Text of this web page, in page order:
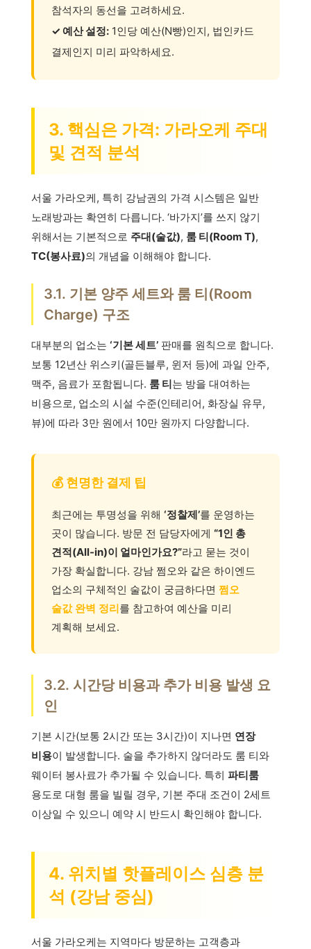
참석자의 동선을 고려하세요.
✓ 예산 설정: 1인당 예산(N빵)인지, 법인카드
결제인지 미리 파악하세요.
3. 핵심은 가격: 가라오케 주대
및 견적 분석
서울 가라오케, 특히 강남권의 가격 시스템은 일반
노래방과는 확연히 다릅니다. ‘바가지’를 쓰지 않기
위해서는 기본적으로 주대(술값), 룸 티(Room T),
TC(봉사료)의 개념을 이해해야 합니다.
3.1. 기본 양주 세트와 룸 티(Room
Charge) 구조
대부분의 업소는 ‘기본 세트’ 판매를 원칙으로 합니다.
보통 12년산 위스키(골든블루, 윈저 등)에 과일 안주,
맥주, 음료가 포함됩니다. 룸 티는 방을 대여하는
비용으로, 업소의 시설 수준(인테리어, 화장실 유무,
뷰)에 따라 3만 원에서 10만 원까지 다양합니다.
💰 현명한 결제 팁
최근에는 투명성을 위해 ‘정찰제’를 운영하는
곳이 많습니다. 방문 전 담당자에게 “1인 총
견적(All-in)이 얼마인가요?”라고 묻는 것이
가장 확실합니다. 강남 쩜오와 같은 하이엔드
업소의 구체적인 술값이 궁금하다면 쩜오
술값 완벽 정리를 참고하여 예산을 미리
계획해 보세요.
3.2. 시간당 비용과 추가 비용 발생 요
인
기본 시간(보통 2시간 또는 3시간)이 지나면 연장
비용이 발생합니다. 술을 추가하지 않더라도 룸 티와
웨이터 봉사료가 추가될 수 있습니다. 특히 파티룸
용도로 대형 룸을 빌릴 경우, 기본 주대 조건이 2세트
이상일 수 있으니 예약 시 반드시 확인해야 합니다.
4. 위치별 핫플레이스 심층 분
석 (강남 중심)
서울 가라오케는 지역마다 방문하는 고객층과